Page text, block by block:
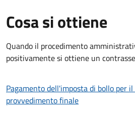
Cosa si ottiene
Quando il procedimento
positivamente si ottiene un
Pagamento dell'imposta di bollo per
provvedimento finale